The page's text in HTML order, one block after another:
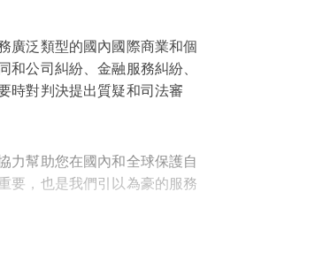
廣泛類型的國內國際商業和個
公司糾紛、金融服務糾紛、
時對判決提出質疑和司法審
力幫助您在國內和全球保護自
要，也是我們引以為豪的服務